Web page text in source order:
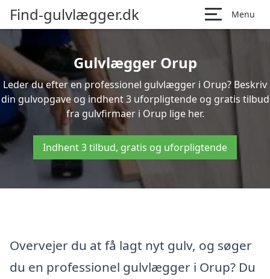
Find-gulvlægger.dk Menu
Gulvlægger Orup
Leder du efter en professionel gulvlægger i Orup? Beskriv
din gulvopgave og indhent 3 uforpligtende og gratis tilbud
fra gulvfirmaer i Orup lige her.
Indhent 3 tilbud, gratis og uforpligtende
Overvejer du at få lagt nyt gulv, og søger
du en professionel gulvlægger i Orup? Du